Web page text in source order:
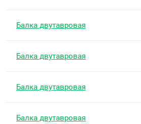
Балка двутавровая
Балка двутавровая
Балка двутавровая
Балка двутавровая